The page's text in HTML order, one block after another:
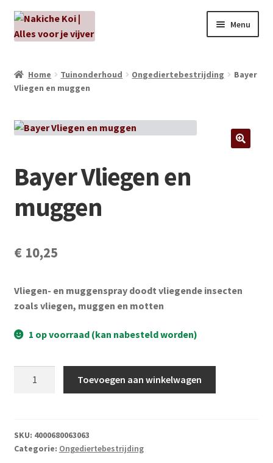
Ga
door
Ga
naar
Menu
Kabouters
Algenbehandeling
Aansluitmateriaal
Pakketten
Vijverpompen en vijverfilters
Voor vissen
Partijhandel
Home Tuinonderhoud Ongediertebestrijding
Bayer
Vliegen en muggen
Bayer Vliegen en
muggen
€10,25
Vliegen- en muggenspray doodt vliegende insecten
zoals vliegen, muggen en motten
1 op voorraad (kan nabesteld worden)
aantal
Toevoegen aan winkelwagen
SKU: 4000680063063
Categorie: Ongediertebestrijding